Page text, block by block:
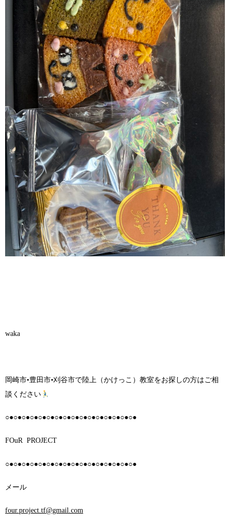
waka
岡崎市•豊田市•刈谷市で陸上（かけっこ）教室をお探しの方はご相
談ください
○●○●○●○●○●○●○●○●○●○●○●○●○●○●○●○●
FOuR PROJECT
○●○●○●○●○●○●○●○●○●○●○●○●○●○●○●○●
メール
four.project.tf@gmail.com